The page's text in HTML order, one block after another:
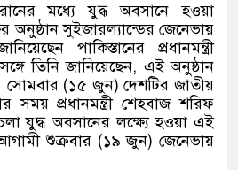
মধ্যে যুদ্ধ অবসানে হওয়া
অনুষ্ঠান সুইজারল্যান্ডের জেনেভায়
পাকিস্তানের প্রধানমন্ত্রী
তিনি জানিয়েছেন, এই অনুষ্ঠান
সোমবার(১৫ জুন)দেশটির জাতীয়
সময় প্রধানমন্ত্রী শেহবাজ শরিফ
যুদ্ধ অবসানের লক্ষ্যে হওয়া এই
শুক্রবার(১৯ জুন)জেনেভায়